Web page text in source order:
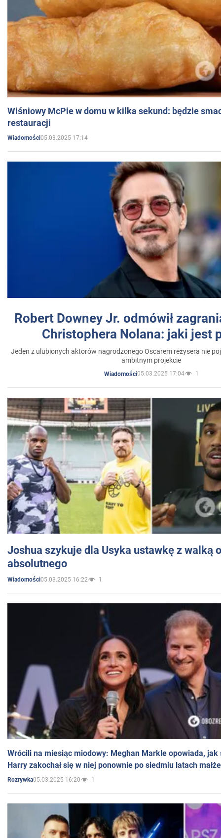
Wiśniowy McPie w domu w kilka sekund: będzie
restauracji
Wiadomości05.03.2025 17:14
Robert Downey Jr. odmówił
Christophera Nolana: jaki jest
Jeden z ulubionych aktorów nagrodzonego Oscarem reżysera nie
ambitnym projekcie
Wiadomości05.03.2025 17:04 1
Joshua szykuje dla Usyka ustawkę z walką
absolutnego
Wiadomości05.03.2025 16:22 1
Wrócili na miesiąc miodowy: Meghan Markle opowiada, jak
Harry zakochał się w niej ponownie po siedmiu latach
Rozrywka05.03.2025 16:20 1